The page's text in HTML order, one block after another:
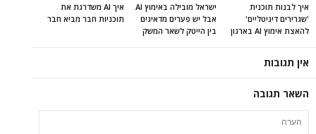
איך AI משדרגת את
תוכניות חבר מביא חבר
ישראל מובילה באימוץ AI
אבל יש פערים מדאיגים
בין הייטק לשאר המשק
איך לבנות תוכנית
'שגרירים דיגיטליים'
להאצת אימוץ AI בארגון
אין תגובות
השאר תגובה